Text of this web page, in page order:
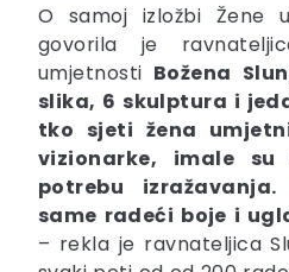
O samoj izložbi Žene
govorila je
umjetnosti Božena
slika, 6 skulptura i
tko sjeti žena
vizionarke, imale
potrebu
same radeći boje i
– rekla je ravnateljica